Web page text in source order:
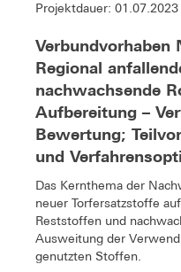
Projektdauer:
Verbundvorhaben
Regional
nachwachsende
Aufbereitung –
Bewertung;
und
Das Kernthema der
neuer Torfersatzstoffe
Reststoffen und
Ausweitung der
genutzten Stoffen.